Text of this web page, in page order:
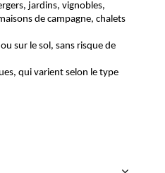
jardins, vignobles,
de campagne, chalets
sur le sol, sans risque de
qui varient selon le type